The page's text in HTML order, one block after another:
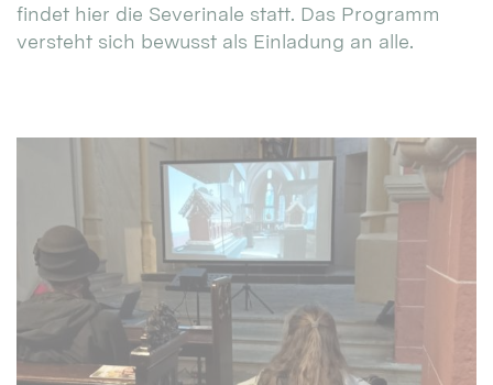
findet hier die Severinale statt. Das Programm
versteht sich bewusst als Einladung an alle.